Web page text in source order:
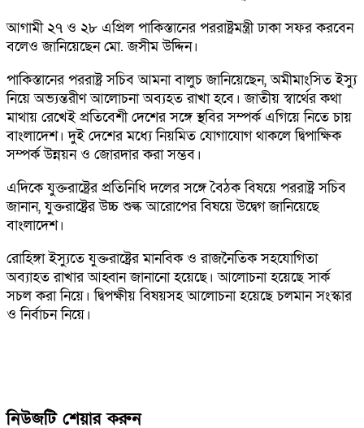
আগামী ২৭ ও ২৮ এপ্রিল পাকিস্তানের পররাষ্ট্রমন্ত্রী ঢাকা সফর করবেন
বলেও জানিয়েছেন মো. জসীম উদ্দিন।
পাকিস্তানের পররাষ্ট্র সচিব আমনা বালুচ জানিয়েছেন, অমীমাংসিত ইস্যু
নিয়ে অভ্যন্তরীণ আলোচনা অব্যহত রাখা হবে। জাতীয় স্বার্থের কথা
মাথায় রেখেই প্রতিবেশী দেশের সঙ্গে স্থবির সম্পর্ক এগিয়ে নিতে চায়
বাংলাদেশ। দুই দেশের মধ্যে নিয়মিত যোগাযোগ থাকলে দ্বিপাক্ষিক
সম্পর্ক উন্নয়ন ও জোরদার করা সম্ভব।
এদিকে যুক্তরাষ্ট্রের প্রতিনিধি দলের সঙ্গে বৈঠক বিষয়ে পররাষ্ট্র সচিব
জানান, যুক্তরাষ্ট্রের উচ্চ শুল্ক আরোপের বিষয়ে উদ্বেগ জানিয়েছে
বাংলাদেশ।
রোহিঙ্গা ইস্যুতে যুক্তরাষ্ট্রের মানবিক ও রাজনৈতিক সহযোগিতা
অব্যাহত রাখার আহ্বান জানানো হয়েছে। আলোচনা হয়েছে সার্ক
সচল করা নিয়ে। দ্বিপক্ষীয় বিষয়সহ আলোচনা হয়েছে চলমান সংস্কার
ও নির্বাচন নিয়ে।
নিউজটি শেয়ার করুন